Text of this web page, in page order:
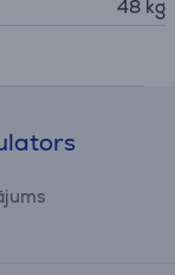
48 kg